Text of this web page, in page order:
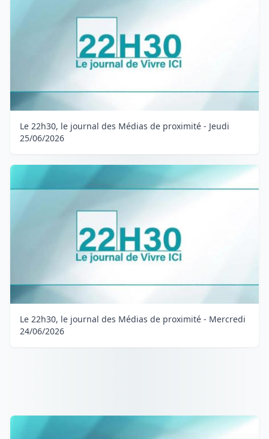
Le 22h30, le journal des Médias de proximité - Jeudi
25/06/2026
Le 22h30, le journal des Médias de proximité - Mercredi
24/06/2026